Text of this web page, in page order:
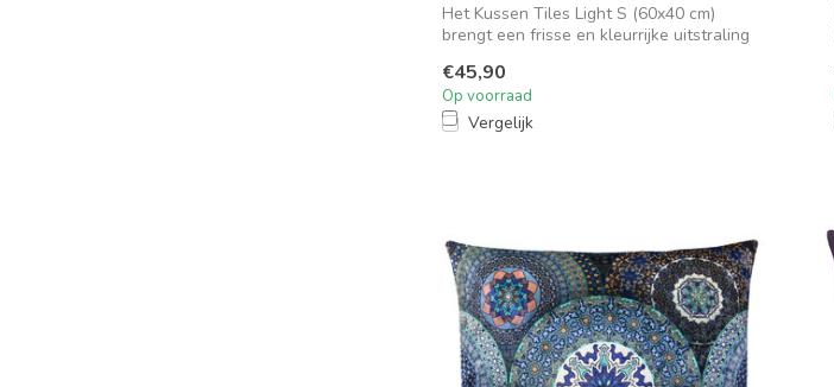
Het Kussen Tiles Light S (60x40 cm)
brengt een frisse en kleurrijke uitstraling
€45,90
Op voorraad
Vergelijk